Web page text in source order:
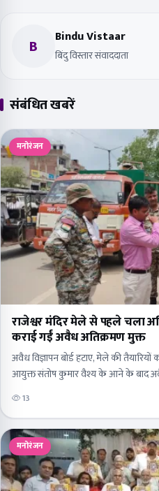
B Bindu Vistaar
बिंदु विस्तार संवाददाता
संबंधित खबरें
मनोरंजन
राजेश्वर मंदिर मेले से पहले चला
कराई गईं अवैध अतिक्रमण मुक्त
अवैध विज्ञापन बोर्ड हटाए, मेले की
आयुक्त संतोष कुमार वैश्य के आने के बाद
13
मनोरंजन